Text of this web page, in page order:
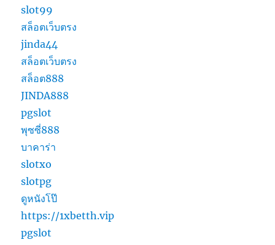
slot99
สล็อตเว็บตรง
jinda44
สล็อตเว็บตรง
สล็อต888
JINDA888
pgslot
พุซซี่888
บาคาร่า
slotxo
slotpg
ดูหนังโป๊
https://1xbetth.vip
pgslot